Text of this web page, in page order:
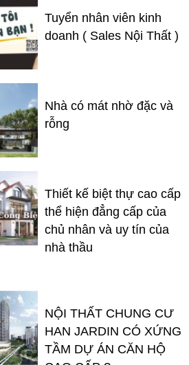
Tuyển nhân viên kinh
doanh ( Sales Nội Thất )
Nhà có mát nhờ đặc và
rỗng
Thiết kế biệt thự cao cấp
thể hiện đẳng cấp của
chủ nhân và uy tín của
nhà thầu
NỘI THẤT CHUNG CƯ
HAN JARDIN CÓ XỨNG
TẦM DỰ ÁN CĂN HỘ